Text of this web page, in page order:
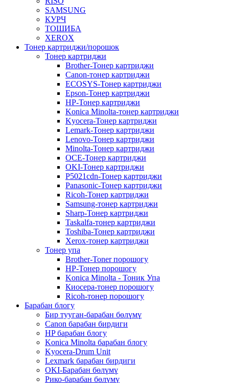
SAMSUNG
КУРЧ
ТОШИБА
XEROX
Тонер картриджи/порошок
Тонер картриджи
Brother-Тонер картриджи
Canon-тонер картриджи
ECOSYS-Тонер картриджи
Epson-Тонер картриджи
HP-Тонер картриджи
Konica Minolta-тонер картриджи
Kyocera-Тонер картриджи
Lemark-Тонер картриджи
Lenovo-Тонер картриджи
Minolta-Тонер картриджи
OCE-Тонер картриджи
OKI-Тонер картриджи
P5021cdn-Тонер картриджи
Panasonic-Тонер картриджи
Ricoh-Тонер картриджи
Samsung-тонер картриджи
Sharp-Тонер картриджи
Taskalfa-тонер картриджи
Toshiba-Тонер картриджи
Xerox-тонер картриджи
Тонер упа
Brother-Toner порошогу
HP-Тонер порошогу
Konica Minolta - Тоник Упа
Киосера-тонер порошогу
Ricoh-тонер порошогу
Барабан блогу
Бир тууган-барабан бөлүмү
Canon барабан бирдиги
HP барабан блогу
Konica Minolta барабан блогу
Kyocera-Drum Unit
Lexmark барабан бирдиги
OKI-Барабан бөлүмү
Рико-барабан бөлүмү